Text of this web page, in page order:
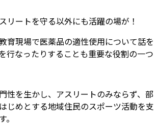
リートを守る以外にも活躍の場が！
育現場で医薬品の適性使用について話を
行なったりすることも重要な役割の一つ
性を生かし、アスリートのみならず、部
じめとする地域住民のスポーツ活動を支